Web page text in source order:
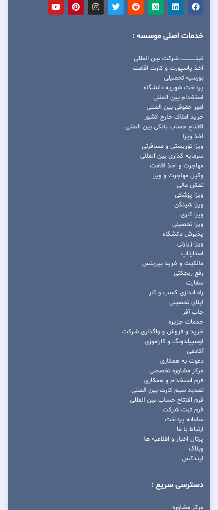
خدمات اصلی موسسه :
ثبتــــــــــــــــ شرکت بین المللی
اخذ پاسپورت و کارت اقامت
بورسیه تحصیلی
پرداخت شهریه دانشگاه
استخدام بین المللی
امور حقوقی بین المللی
خرید املاک خارج کشور
افتتاح حساب بانکی بین المللی
اخذ ویزا
ویزا توریستی و مسافرتی
سرمایه گذاری بین المللی
مهاجرت و اخذ اقامت
وکیل مهاجرت و ویزا
تمکن مالی
ویزا پزشکی
ویزا شینگن
ویزا کاری
ویزا تحصیلی
پذیرش دانشگاه
ویزا زیارتی
استارتاپ
مالکیت و خرید بیزینس
رفع ریجکتی
سفارت
راه اندازی کسب و کار
اپلای تحصیلی
جاب آفر
خدمات جزیره
خرید و فروش و واگذاری شرکت
اوسبیلدونگ و کاراموزی
آکادمی
دعوت به همکاری
مرکز مشاوره تخصصی
فرم استخدام و همکاری
تمدید سیم کارت بین المللی
فرم افتتاح حساب بین المللی
فرم ثبت شرکت
سامانه پرداخت
ارتباط با ما
پرتال اخبار و اطلاعیه ها
وبلاگ
ایندکس
دسترسی سریع :
مرکز مشاوره